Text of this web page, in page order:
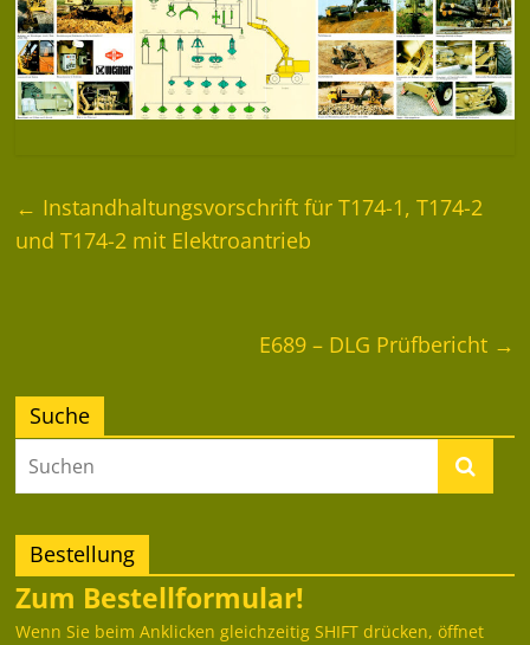
← Instandhaltungsvorschrift für T174-1, T174-2
und T174-2 mit Elektroantrieb
E689 – DLG Prüfbericht →
Suche
Bestellung
Zum Bestellformular!
Wenn Sie beim Anklicken gleichzeitig SHIFT drücken, öffnet